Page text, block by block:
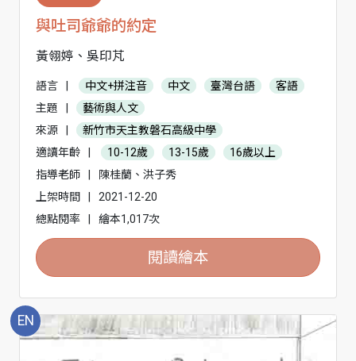
與吐司爺爺的約定
黃翎婷、吳印芃
語言 中文+拼注音 中文 臺灣台語
客語
主題
藝術與人文
來源
新竹市天主教磐石高級中學
適讀年齡
10-12歲 13-15歲
16歲以上
指導老師
陳桂蘭、洪子秀
上架時間
2021-12-20
總點閱率
繪本1,017次
閱讀繪本
EN